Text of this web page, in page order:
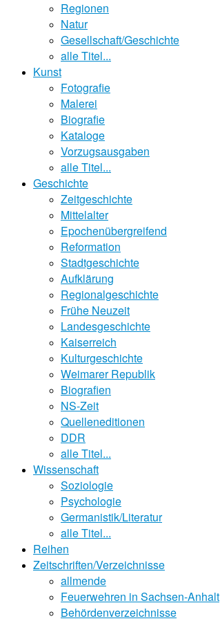
Regionen
Natur
Gesellschaft/Geschichte
alle Titel...
Kunst
Fotografie
Malerei
Biografie
Kataloge
Vorzugsausgaben
alle Titel...
Geschichte
Zeitgeschichte
Mittelalter
Epochenübergreifend
Reformation
Stadtgeschichte
Aufklärung
Regionalgeschichte
Frühe Neuzeit
Landesgeschichte
Kaiserreich
Kulturgeschichte
Weimarer Republik
Biografien
NS-Zeit
Quelleneditionen
DDR
alle Titel...
Wissenschaft
Soziologie
Psychologie
Germanistik/Literatur
alle Titel...
Reihen
Zeitschriften/Verzeichnisse
allmende
Feuerwehren in Sachsen-Anhalt
Behördenverzeichnisse